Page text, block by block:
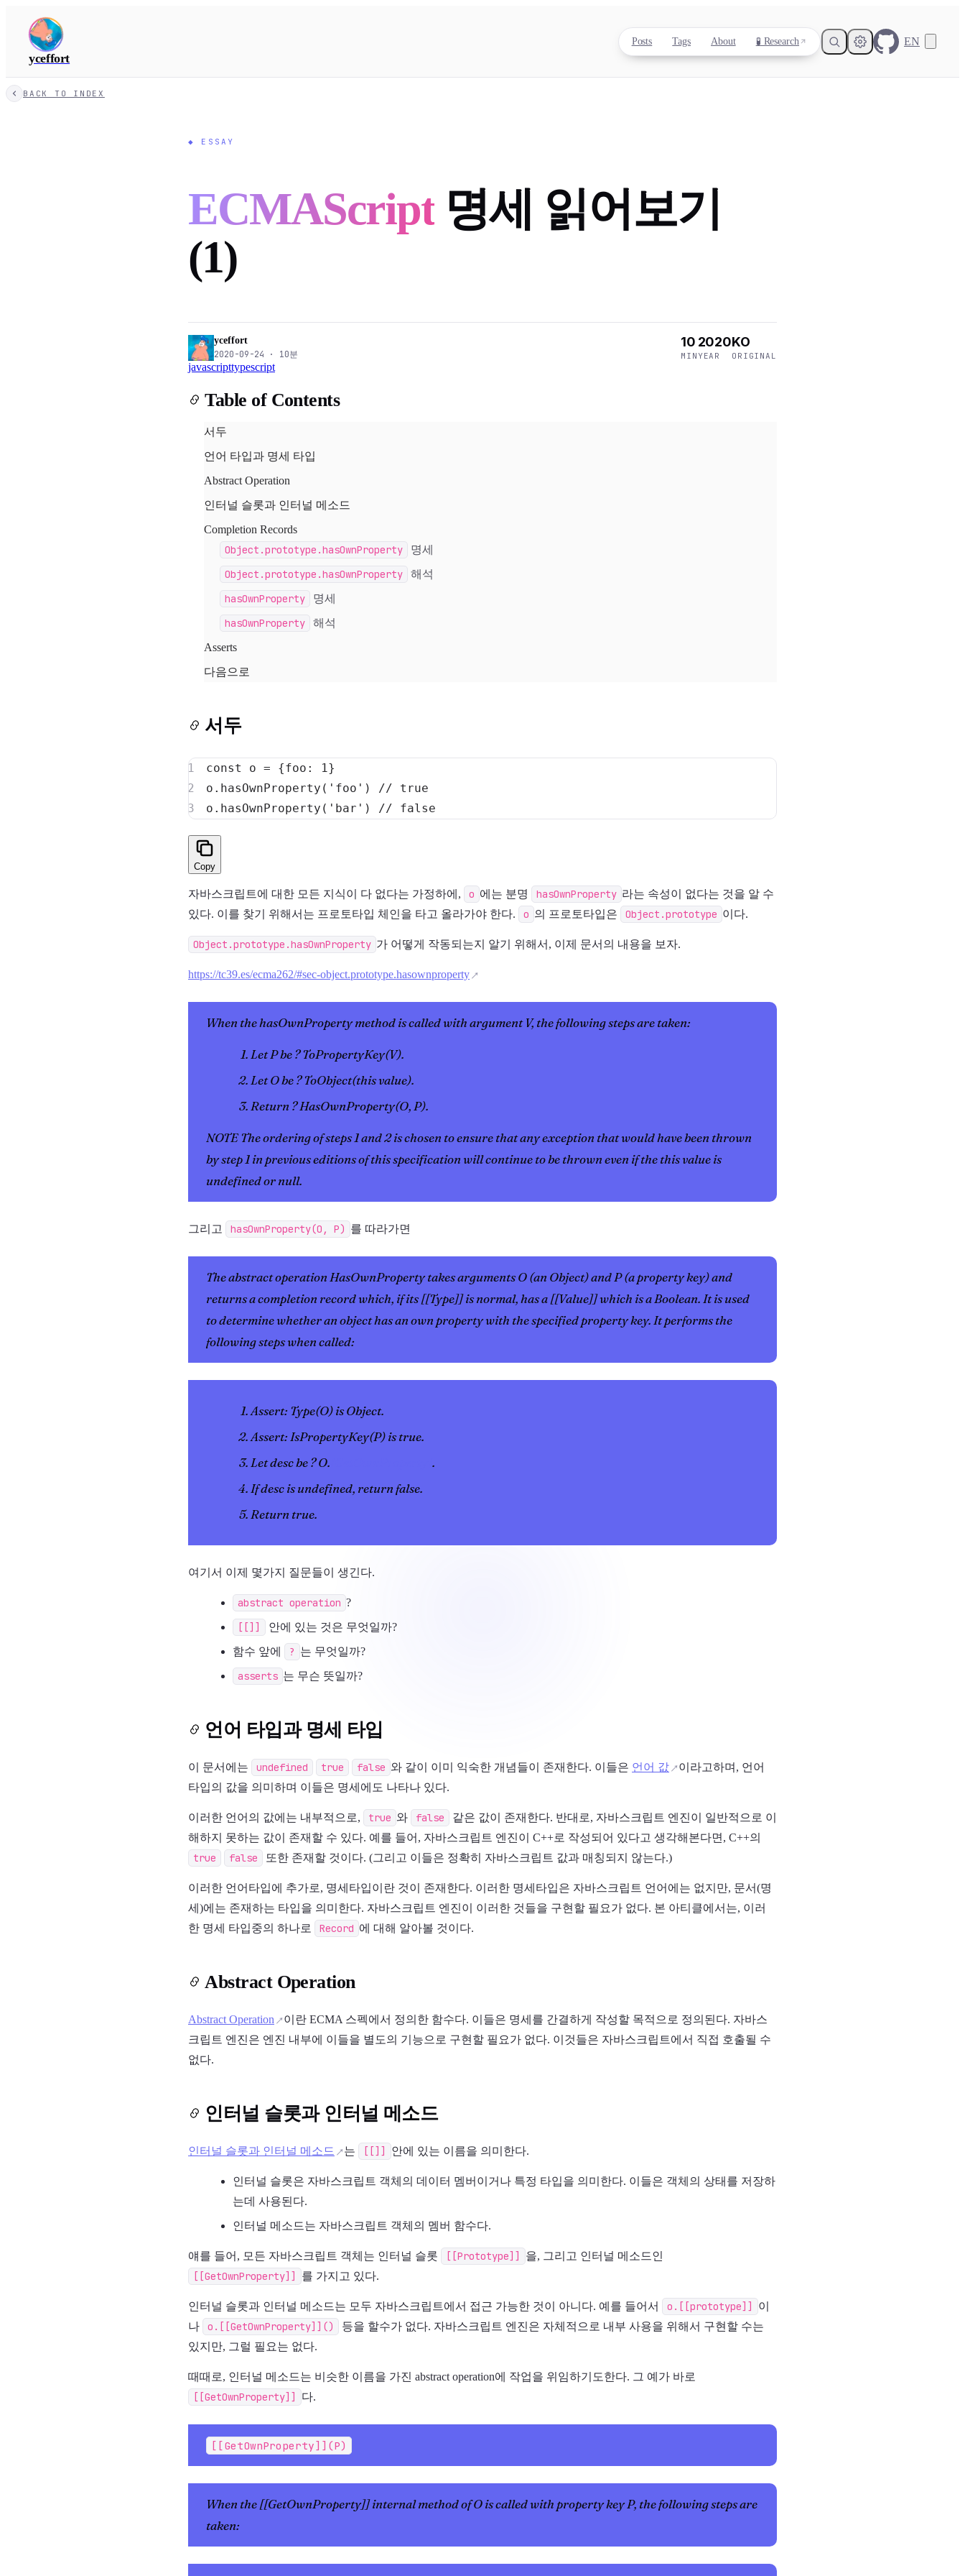
yceffort
Posts Tags About 🧪 Research EN
BACK TO INDEX
◆ ESSAY
ECMAScript명세 읽어보기
(1)
yceffort
2020-09-24 · 10분
10
MIN
2020
YEAR
KO
ORIGINAL
javascripttypescript
Table of Contents
서두
언어 타입과 명세 타입
Abstract Operation
인터널 슬롯과 인터널 메소드
Completion Records
Object.prototype.hasOwnProperty 명세
Object.prototype.hasOwnProperty 해석
hasOwnProperty 명세
hasOwnProperty
해석
Asserts
다음으로
서두
const o = {foo : 1}
o . hasOwnProperty ( 'foo' )
// true
o . hasOwnProperty ( 'bar' ) // false
Copy
자바스크립트에 대한 모든 지식이 다 없다는 가정하에, o 에는 분명 hasOwnProperty 라는 속성이 없다는 것을 알 수
있다. 이를 찾기 위해서는 프로토타입 체인을 타고 올라가야 한다.
o 의 프로토타입은 Object.prototype 이다.
Object.prototype.hasOwnProperty 가 어떻게 작동되는지 알기 위해서, 이제 문서의 내용을 보자.
https://tc39.es/ecma262/#sec-object.prototype.hasownproperty
When the hasOwnProperty method is called with argument V, the following steps are taken:
Let P be ? ToPropertyKey(V).
Let O be ? ToObject(this value).
Return ? HasOwnProperty(O, P).
NOTE The ordering of steps 1 and 2 is chosen to ensure that any exception that would have been thrown
by step 1 in previous editions of this specification will continue to be thrown even if the this value is
undefined or null.
그리고 hasOwnProperty(O, P) 를 따라가면
The abstract operation HasOwnProperty takes arguments O (an Object) and P (a property key) and
returns a completion record which, if its [[Type]] is normal, has a [[Value]] which is a Boolean. It is used
to determine whether an object has an own property with the specified property key. It performs the
following steps when called:
Assert: Type(O) is Object.
Assert: IsPropertyKey(P) is true.
Let desc be ? O.
.
If desc is undefined, return false.
Return true.
여기서 이제 몇가지 질문들이 생긴다.
abstract operation ?
[[]]
안에 있는 것은 무엇일까?
함수 앞에
? 는 무엇일까?
asserts 는 무슨 뜻일까?
언어 타입과 명세 타입
이 문서에는 undefined true false 와 같이 이미 익숙한 개념들이 존재한다. 이들은 언어 값
이라고하며, 언어
타입의 값을 의미하며 이들은 명세에도 나타나 있다.
이러한 언어의 값에는 내부적으로, true 와 false
같은 값이 존재한다. 반대로, 자바스크립트 엔진이 일반적으로 이
해하지 못하는 값이 존재할 수 있다. 예를 들어, 자바스크립트 엔진이 C++로 작성되어 있다고 생각해본다면, C++의
true false 또한 존재할 것이다. (그리고 이들은 정확히 자바스크립트 값과 매칭되지 않는다.)
이러한 언어타입에 추가로, 명세타입이란 것이 존재한다. 이러한 명세타입은 자바스크립트 언어에는 없지만, 문서(명
세)에는 존재하는 타입을 의미한다. 자바스크립트 엔진이 이러한 것들을 구현할 필요가 없다. 본 아티클에서는, 이러
한 명세 타입중의 하나로
Record 에 대해 알아볼 것이다.
Abstract Operation
Abstract Operation
이란 ECMA 스펙에서 정의한 함수다. 이들은 명세를 간결하게 작성할 목적으로 정의된다. 자바스
크립트 엔진은 엔진 내부에 이들을 별도의 기능으로 구현할 필요가 없다. 이것들은 자바스크립트에서 직접 호출될 수
없다.
인터널 슬롯과 인터널 메소드
인터널 슬롯과 인터널 메소드 는 [[]] 안에 있는 이름을 의미한다.
인터널 슬롯은 자바스크립트 객체의 데이터 멤버이거나 특정 타입을 의미한다. 이들은 객체의 상태를 저장하
는데 사용된다.
인터널 메소드는 자바스크립트 객체의 멤버 함수다.
얘를 들어, 모든 자바스크립트 객체는 인터널 슬롯 [[Prototype]] 을, 그리고 인터널 메소드인
[[GetOwnProperty]] 를 가지고 있다.
인터널 슬롯과 인터널 메소드는 모두 자바스크립트에서 접근 가능한 것이 아니다. 예를 들어서 o.[[prototype]]
이
나
o.[[GetOwnProperty]]()
등을 할수가 없다. 자바스크립트 엔진은 자체적으로 내부 사용을 위해서 구현할 수는
있지만, 그럴 필요는 없다.
때때로, 인터널 메소드는 비슷한 이름을 가진 abstract operation에 작업을 위임하기도한다. 그 예가 바로
[[GetOwnProperty]] 다.
[[GetOwnProperty]](P)
When the [[GetOwnProperty]] internal method of O is called with property key P, the following steps are
taken: